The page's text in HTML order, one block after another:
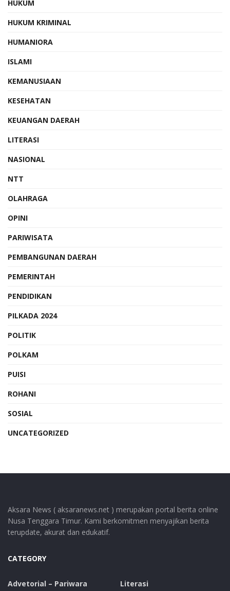
HUKUM
HUKUM KRIMINAL
HUMANIORA
ISLAMI
KEMANUSIAAN
KESEHATAN
KEUANGAN DAERAH
LITERASI
NASIONAL
NTT
OLAHRAGA
OPINI
PARIWISATA
PEMBANGUNAN DAERAH
PEMERINTAH
PENDIDIKAN
PILKADA 2024
POLITIK
POLKAM
PUISI
ROHANI
SOSIAL
UNCATEGORIZED
Aksara News ( aksaranews.net ) merupakan portal berita online
Nusa Tenggara Timur. Kami berkomitmen menyajikan berita
terupdate, akurat dan edukatif.
CATEGORY
Advetorial – Pariwara
Literasi